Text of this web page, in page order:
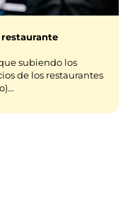
subiendo los
de los restaurantes